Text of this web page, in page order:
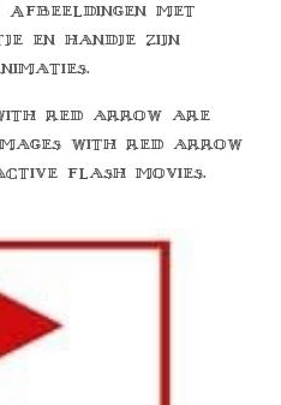
met
en handje zijn
with red arrow are
with red arrow
flash movies.